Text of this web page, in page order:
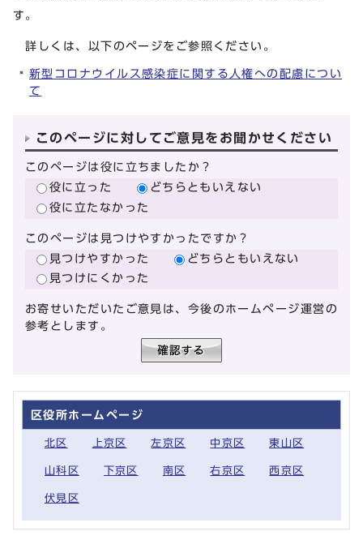
す。
詳しくは、以下のページをご参照ください。
新型コロナウイルス感染症に関する人権への配慮につい
て
このページに対してご意見をお聞かせください
このページは役に立ちましたか？
役に立った
どちらともいえない
役に立たなかった
このページは見つけやすかったですか？
見つけやすかった
どちらともいえない
見つけにくかった
お寄せいただいたご意見は、今後のホームページ運営の
参考とします。
区役所ホームページ
北区 上京区 左京区 中京区 東山区
山科区 下京区 南区 右京区 西京区
伏見区